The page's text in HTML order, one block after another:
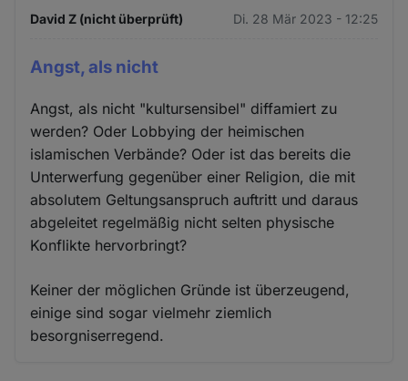
David Z (nicht überprüft) Di. 28 Mär 2023 - 12:25
Angst, als nicht
Angst, als nicht "kultursensibel" diffamiert zu
werden? Oder Lobbying der heimischen
islamischen Verbände? Oder ist das bereits die
Unterwerfung gegenüber einer Religion, die mit
absolutem Geltungsanspruch auftritt und daraus
abgeleitet regelmäßig nicht selten physische
Konflikte hervorbringt?
Keiner der möglichen Gründe ist überzeugend,
einige sind sogar vielmehr ziemlich
besorgniserregend.